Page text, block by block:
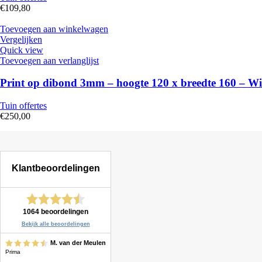
€109,80
Toevoegen aan winkelwagen
Vergelijken
Quick view
Toevoegen aan verlanglijst
Print op dibond 3mm – hoogte 120 x breedte 160 –
Tuin offertes
€250,00